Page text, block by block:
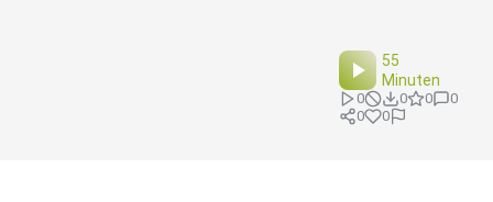
55
Minuten
0 0 0
0
0
0